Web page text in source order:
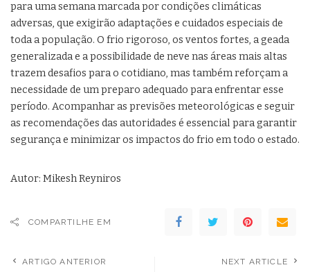
para uma semana marcada por condições climáticas
adversas, que exigirão adaptações e cuidados especiais de
toda a população. O frio rigoroso, os ventos fortes, a geada
generalizada e a possibilidade de neve nas áreas mais altas
trazem desafios para o cotidiano, mas também reforçam a
necessidade de um preparo adequado para enfrentar esse
período. Acompanhar as previsões meteorológicas e seguir
as recomendações das autoridades é essencial para garantir
segurança e minimizar os impactos do frio em todo o estado.
Autor: Mikesh Reyniros
COMPARTILHE EM
ARTIGO ANTERIOR NEXT ARTICLE